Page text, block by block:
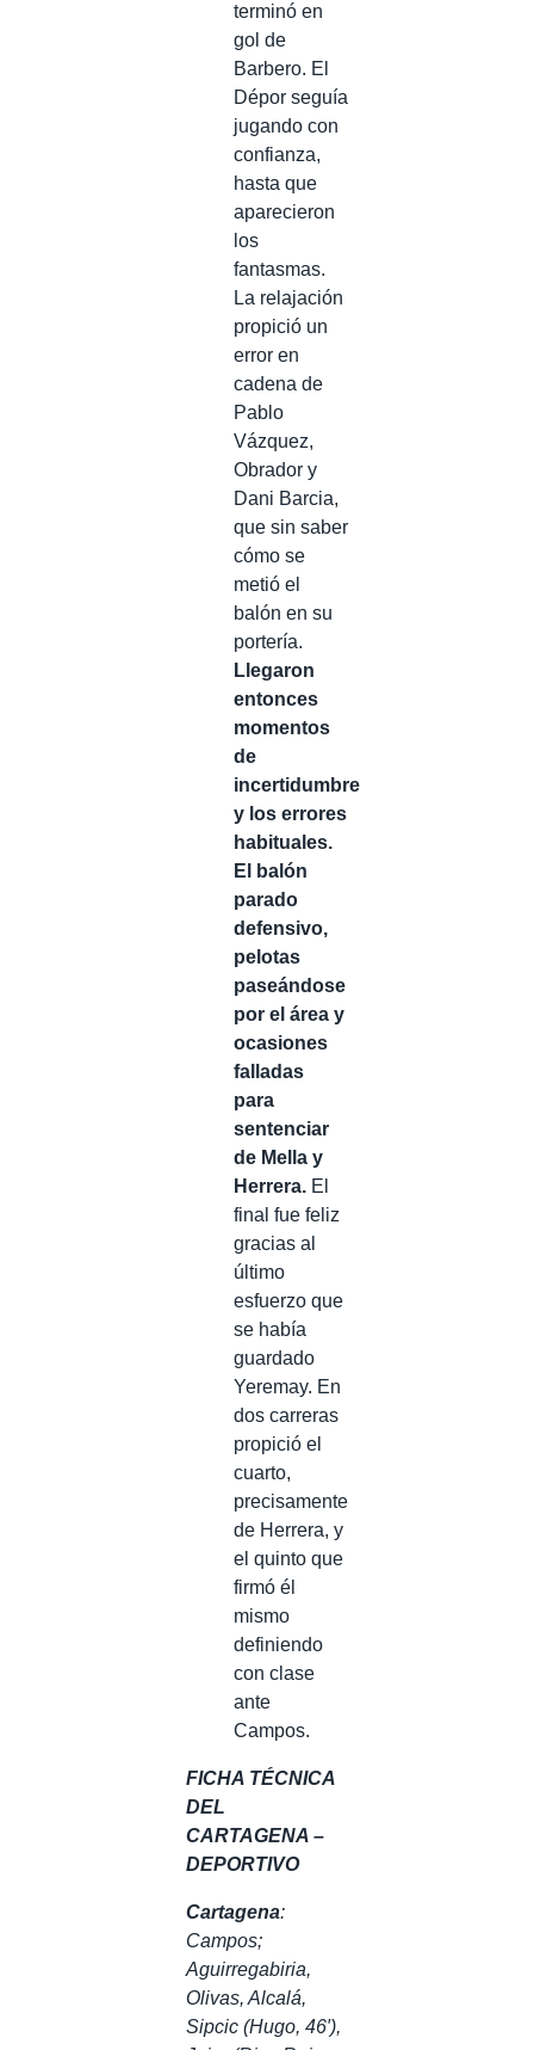
terminó en
gol de
Barbero. El
Dépor seguía
jugando con
confianza,
hasta que
aparecieron
los
fantasmas.
La relajación
propició un
error en
cadena de
Pablo
Vázquez,
Obrador y
Dani Barcia,
que sin saber
cómo se
metió el
balón en su
portería.
Llegaron
entonces
momentos
de
incertidumbre
y los errores
habituales.
El balón
parado
defensivo,
pelotas
paseándose
por el área y
ocasiones
falladas
para
sentenciar
de Mella y
Herrera. El
final fue feliz
gracias al
último
esfuerzo que
se había
guardado
Yeremay. En
dos carreras
propició el
cuarto,
precisamente
de Herrera, y
el quinto que
firmó él
mismo
definiendo
con clase
ante
Campos.
FICHA TÉCNICA
DEL
CARTAGENA –
DEPORTIVO
Cartagena:
Campos;
Aguirregabiria,
Olivas, Alcalá,
Sipcic (Hugo, 46′),